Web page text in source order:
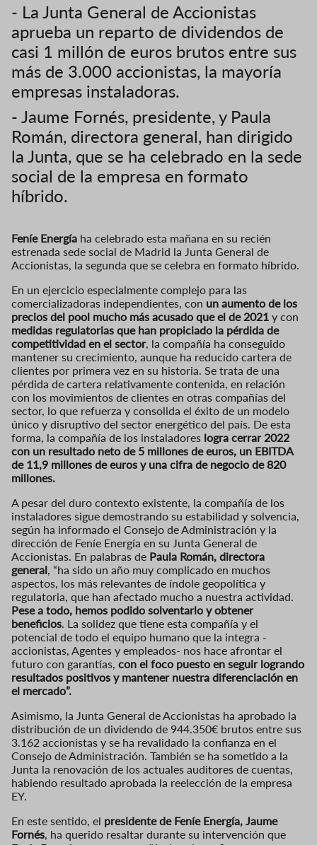
- La Junta General de Accionistas
aprueba un reparto de dividendos de
casi 1 millón de euros brutos entre sus
más de 3.000 accionistas, la mayoría
empresas instaladoras.
- Jaume Fornés, presidente, y Paula
Román, directora general, han dirigido
la Junta, que se ha celebrado en la sede
social de la empresa en formato
híbrido.
Feníe Energía ha celebrado esta mañana en su recién
estrenada sede social de Madrid la Junta General de
Accionistas, la segunda que se celebra en formato híbrido.
En un ejercicio especialmente complejo para las
comercializadoras independientes, con un aumento de los
precios del pool mucho más acusado que el de 2021 y con
medidas regulatorias que han propiciado la pérdida de
competitividad en el sector, la compañía ha conseguido
mantener su crecimiento, aunque ha reducido cartera de
clientes por primera vez en su historia. Se trata de una
pérdida de cartera relativamente contenida, en relación
con los movimientos de clientes en otras compañías del
sector, lo que refuerza y consolida el éxito de un modelo
único y disruptivo del sector energético del país. De esta
forma, la compañía de los instaladores logra cerrar 2022
con un resultado neto de 5 millones de euros, un EBITDA
de 11,9 millones de euros y una cifra de negocio de 820
millones.
A pesar del duro contexto existente, la compañía de los
instaladores sigue demostrando su estabilidad y solvencia,
según ha informado el Consejo de Administración y la
dirección de Feníe Energía en su Junta General de
Accionistas. En palabras de Paula Román, directora
general , “ha sido un año muy complicado en muchos
aspectos, los más relevantes de índole geopolítica y
regulatoria, que han afectado mucho a nuestra actividad.
Pese a todo, hemos podido solventarlo y obtener
beneficios . La solidez que tiene esta compañía y el
potencial de todo el equipo humano que la integra -
accionistas, Agentes y empleados- nos hace afrontar el
futuro con garantías, con el foco puesto en seguir logrando
resultados positivos y mantener nuestra diferenciación en
el mercado”.
Asimismo, la Junta General de Accionistas ha aprobado la
distribución de un dividendo de 944.350€ brutos entre sus
3.162 accionistas y se ha revalidado la confianza en el
Consejo de Administración. También se ha sometido a la
Junta la renovación de los actuales auditores de cuentas,
habiendo resultado aprobada la reelección de la empresa
EY.
En este sentido, el presidente de Feníe Energía, Jaume
Fornés , ha querido resaltar durante su intervención que